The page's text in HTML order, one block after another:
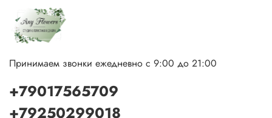
Принимаем звонки ежедневно с 9:00 до 21:00
+79017565709
+79250299018